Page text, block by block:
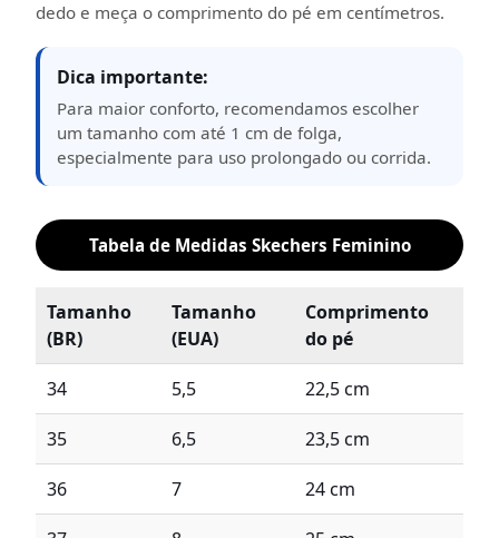
dedo e meça o comprimento do pé em centímetros.
Dica importante:
Para maior conforto, recomendamos escolher
um tamanho com até 1 cm de folga,
especialmente para uso prolongado ou corrida.
Tabela de Medidas Skechers Feminino
Tamanho
(BR)
Tamanho
(EUA)
Comprimento
do pé
34 5,5 22,5 cm
35 6,5 23,5 cm
36 7 24 cm